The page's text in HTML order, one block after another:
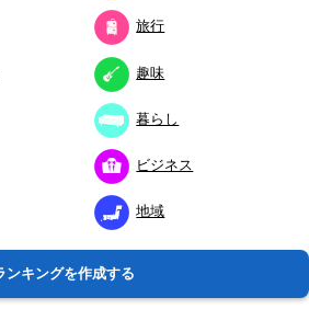
旅行
趣味
暮らし
ビジネス
地域
ンキングを作成する